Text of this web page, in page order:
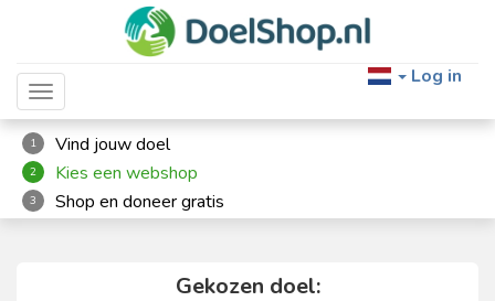
Toggle navigation
Log in
1 Vind jouw doel
2 Kies een webshop
3 Shop en doneer gratis
Gekozen doel: